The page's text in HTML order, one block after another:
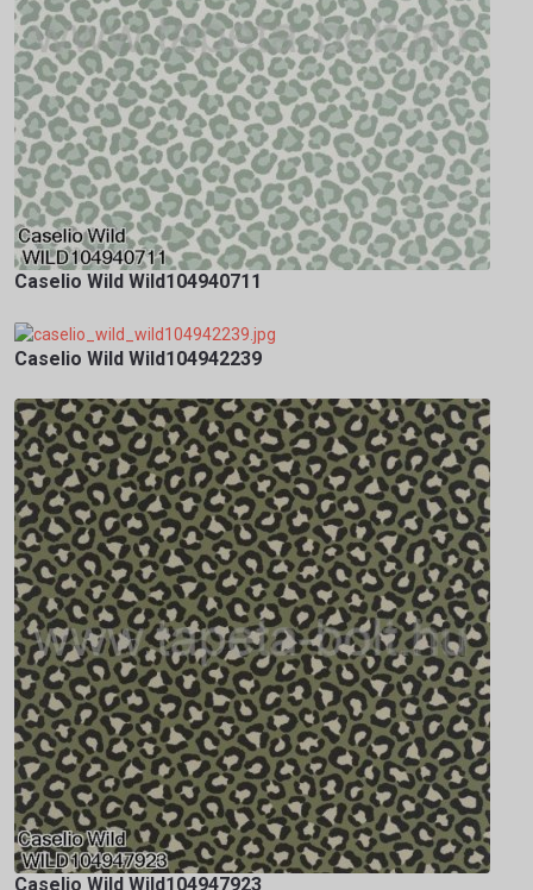
Caselio Wild Wild104940711
Caselio Wild Wild104942239
Caselio Wild Wild104947923